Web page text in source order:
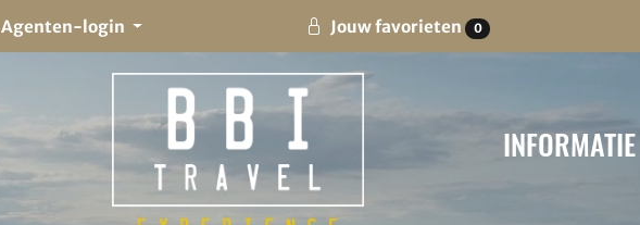
Agenten-login Jouw favorieten 0
INFORMATIE